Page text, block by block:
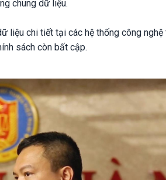
chung dữ liệu.
liệu chi tiết tại các hệ thống công nghệ
sách còn bất cập.